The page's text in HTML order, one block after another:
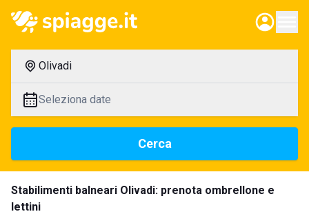
Olivadi
Seleziona date
Cerca
Stabilimenti balneari Olivadi: prenota ombrellone e
lettini